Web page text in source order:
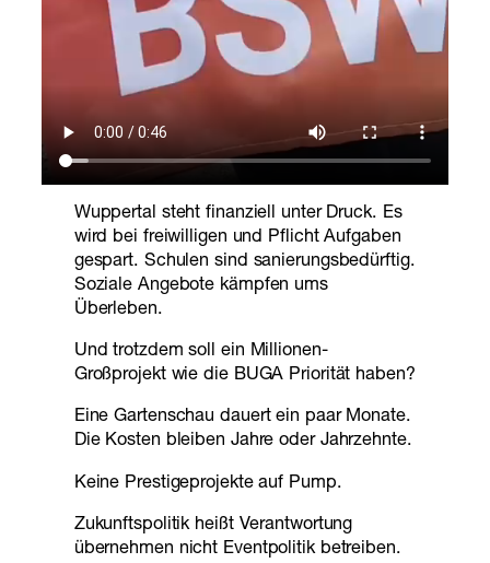
Wuppertal steht finanziell unter Druck. Es
wird bei freiwilligen und Pflicht Aufgaben
gespart. Schulen sind sanierungsbedürftig.
Soziale Angebote kämpfen ums
Überleben.
Und trotzdem soll ein Millionen-
Großprojekt wie die BUGA Priorität haben?
Eine Gartenschau dauert ein paar Monate.
Die Kosten bleiben Jahre oder Jahrzehnte.
Keine Prestigeprojekte auf Pump.
Zukunftspolitik heißt Verantwortung
übernehmen nicht Eventpolitik betreiben.